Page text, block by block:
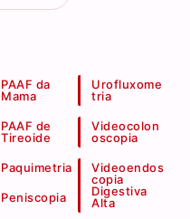
PAAF da
Mama
PAAF de
Tireoide
Paquimetria
Peniscopia
Urofluxome
tria
Videocolon
oscopia
Videoendos
copia
Digestiva
Alta